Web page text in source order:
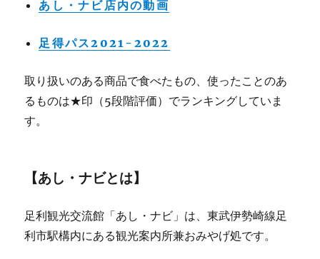
あし・ナビ店内の動画
足得パス2021-2022
取り扱いのある商品で食べたもの、使ったことのあ
るものは★印（5段階評価）でランキングしていま
す。
【あし・ナビとは】
足利観光交流館「あし・ナビ」は、東武伊勢崎線足
利市駅構内にある観光案内所兼おみやげ処です。